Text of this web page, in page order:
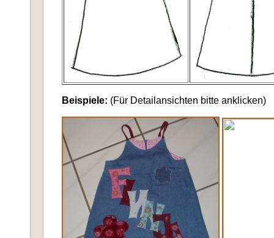
Beispiele: (Für Detailansichten bitte anklicken)